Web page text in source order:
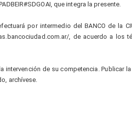
que integra la presente.
por intermedio del BANCO de la
, de acuerdo a los
intervención de su competencia. Publicar
archívese.